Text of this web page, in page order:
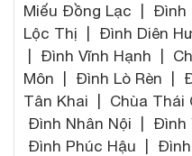
Miếu Đồng Lạc |
Lộc Thị | Đình Diên
| Đình Vĩnh Hạnh |
Môn | Đình Lò Rèn |
Tân Khai | Chùa Thái
Đình Nhân Nội | Đình
Đình Phúc Hậu |